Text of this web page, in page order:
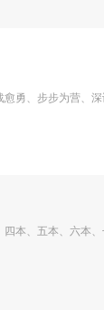
勇、步步为营、
本、五本、六本